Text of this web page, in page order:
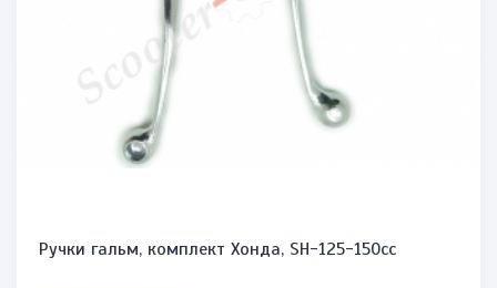
Ручки гальм, комплект Хонда, SH-125-150cc